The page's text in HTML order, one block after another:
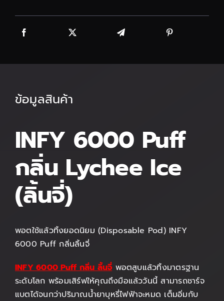
ข้อมูลสินค้า
INFY 6000 Puff
กลิ่น Lychee Ice
(ลิ้นจี่)
พอตใช้แล้วทิ้งยอดนิยม (Disposable Pod) INFY
6000 Puff กลิ่นลิ้นจี่
INFY 6000 Puff กลิ่น ลิ้นจี่พอตสูบแล้วทิ้งมาตรฐาน
ระดับโลก พร้อมเสิร์ฟให้คุณถึงมือแล้ววันนี้ สามารถชาร์จ
แบตได้จนกว่าปริมาณน้ำยาบุหรี่ไฟฟ้าจะหมด เต็มอิ่มกับ